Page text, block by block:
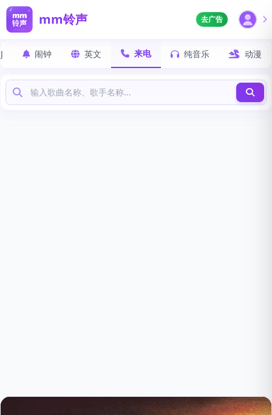
mm铃声 去广告
闹钟 英文 来电 纯音乐 动漫